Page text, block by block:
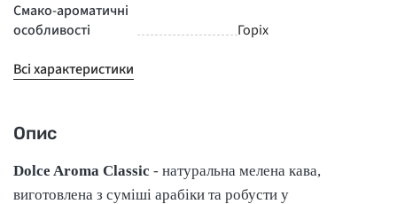
Смако-ароматичні
особливості
Горіх
Всі характеристики
Опис
Dolce Aroma Classic - натуральна мелена кава,
виготовлена з суміші арабіки та робусти у